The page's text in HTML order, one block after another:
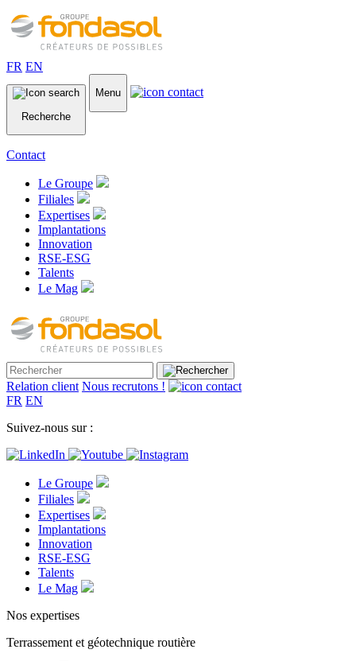
FR EN
Recherche
Menu
Contact
Le Groupe
Filiales
Expertises
Implantations
Innovation
RSE-ESG
Talents
Le Mag
Relation client Nous recrutons !
FR EN
Suivez-nous sur :
Le Groupe
Filiales
Expertises
Implantations
Innovation
RSE-ESG
Talents
Le Mag
Nos expertises
Terrassement et géotechnique routière